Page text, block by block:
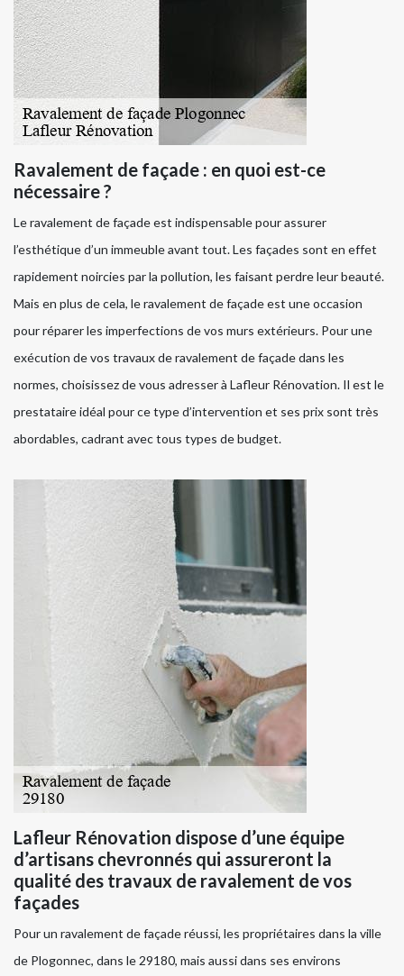
Ravalement de façade : en quoi est-ce
nécessaire ?
Le ravalement de façade est indispensable pour assurer
l’esthétique d’un immeuble avant tout. Les façades sont en effet
rapidement noircies par la pollution, les faisant perdre leur beauté.
Mais en plus de cela, le ravalement de façade est une occasion
pour réparer les imperfections de vos murs extérieurs. Pour une
exécution de vos travaux de ravalement de façade dans les
normes, choisissez de vous adresser à Lafleur Rénovation. Il est le
prestataire idéal pour ce type d’intervention et ses prix sont très
abordables, cadrant avec tous types de budget.
Lafleur Rénovation dispose d’une équipe
d’artisans chevronnés qui assureront la
qualité des travaux de ravalement de vos
façades
Pour un ravalement de façade réussi, les propriétaires dans la ville
de Plogonnec, dans le 29180, mais aussi dans ses environs